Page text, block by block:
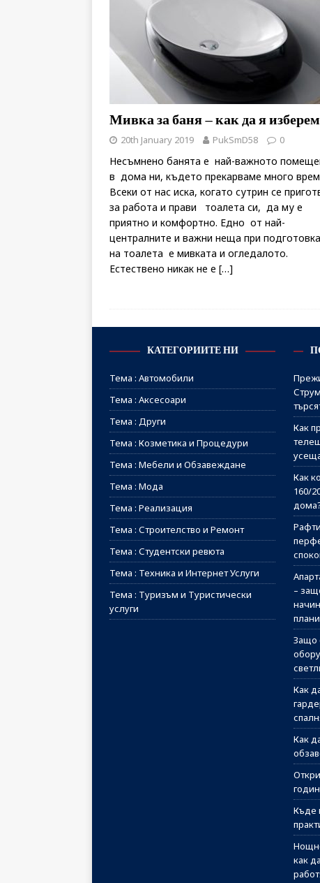
Мивка за баня – как да я изберем
20th January 2019 PukSmD58 0
Несъмнено банята е най-важното
в дома ни, където прекарваме много
Всеки от нас иска, когато сутрин се
за работа и прави тоалета си, да му е
приятно и комфортно. Едно от най-
централните и важни неща при
на тоалета е мивката и огледалото.
Естествено никак не е […]
КАТЕГОРИИТЕ НИ
Тема : Автомобили
Тема : Аксесоари
Тема : Други
Тема : Козметика и Процедури
Тема : Мебели и Обзавеждане
Тема : Мода
Тема : Реализация
Тема : Строителство и Ремонт
Тема : Студентски ревюта
Тема : Техника и Интернет Услуги
Тема : Туризъм и Туристически
услуги
Как
Как
160/
–
Защо
Как
Как
Къде
как